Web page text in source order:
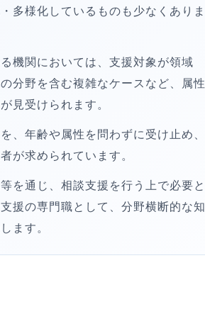
多様化しているものも少なくありま
機関においては、支援対象が領域
分野を含む複雑なケースなど、属性
見受けられます。
、年齢や属性を問わずに受け止め、
が求められています。
を通じ、相談支援を行う上で必要と
援の専門職として、分野横断的な知
ます。